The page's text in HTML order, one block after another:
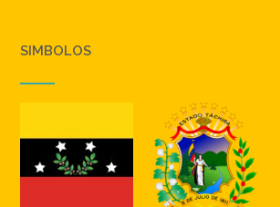
SIMBOLOS